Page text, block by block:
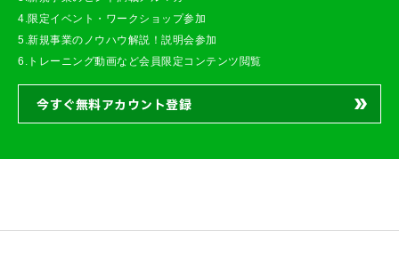
4.限定イベント・ワークショップ参加
5.新規事業のノウハウ解説！説明会参加
6.トレーニング動画など会員限定コンテンツ閲覧
今すぐ無料アカウント登録